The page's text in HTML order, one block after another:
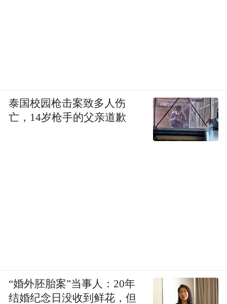
泰国校园枪击案致多人伤
亡，14岁枪手的父亲道歉
“婚外胚胎案”当事人：20年
结婚纪念日没收到鲜花，但